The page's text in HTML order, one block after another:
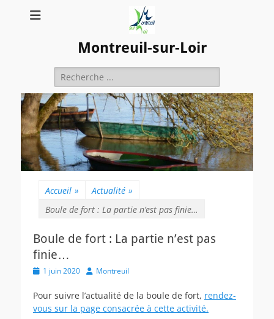
Montreuil-sur-Loir
Rechercher :
Accueil » Actualité »
Boule de fort : La partie n’est pas finie…
Boule de fort : La partie n’est pas
finie…
Posted1 juin 2020 AuthorMontreuil
Pour suivre l’actualité de la boule de fort, rendez-
vous sur la page consacrée à cette activité.